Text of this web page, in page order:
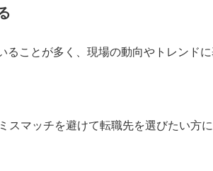
ことが多く、現場の動向やトレンド
スマッチを避けて転職先を選びたい方